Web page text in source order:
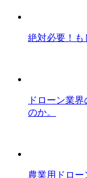
絶対必要！も
ドローン業
のか。
農業用ドロ